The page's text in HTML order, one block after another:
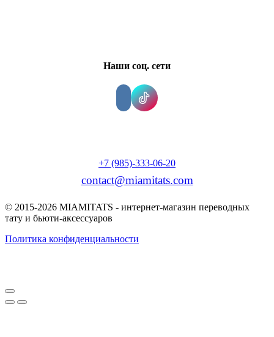
Наши соц. сети
+7 (985)-333-06-20
contact@miamitats.com
© 2015-2026 MIAMITATS - интернет-магазин переводных
тату и бьюти-аксессуаров
Политика конфиденциальности